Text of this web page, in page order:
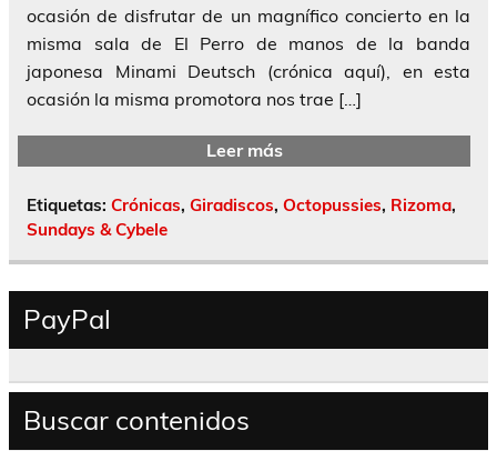
ocasión de disfrutar de un magnífico concierto en la
misma sala de El Perro de manos de la banda
japonesa Minami Deutsch (crónica aquí), en esta
ocasión la misma promotora nos trae […]
Leer más
Etiquetas: Crónicas, Giradiscos, Octopussies, Rizoma,
Sundays & Cybele
PayPal
Buscar contenidos